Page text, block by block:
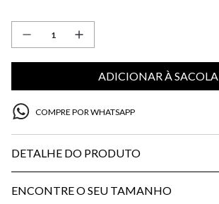
ADICIONAR À SACOLA
COMPRE POR WHATSAPP
DETALHE DO PRODUTO
ENCONTRE O SEU TAMANHO